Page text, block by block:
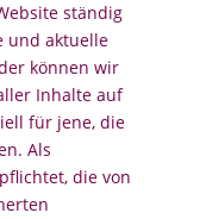
ständig
und aktuelle
können wir
Inhalte auf
für jene, die
Als
die von